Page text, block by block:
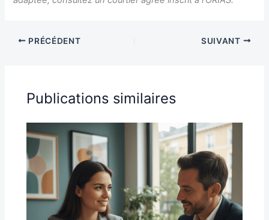
PRÉCÉDENT SUIVANT
Publications similaires